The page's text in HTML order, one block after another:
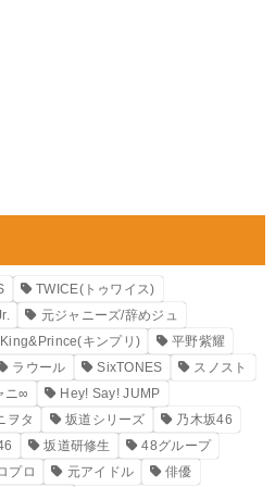
TWICE(トゥワイス)
元ジャニーズ/辞めジュ
King&Prince(キンプリ)
平野紫耀
ラウール SixTONES
スノスト
ニ∞
Hey! Say! JUMP
ヲタ 坂道シリーズ
乃木坂46
坂道研修生
48グループ
プロ 元アイドル 俳優